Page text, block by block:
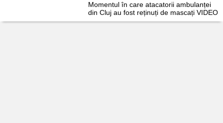
Momentul în care atacatorii ambulanței
din Cluj au fost reținuți de mascați VIDEO